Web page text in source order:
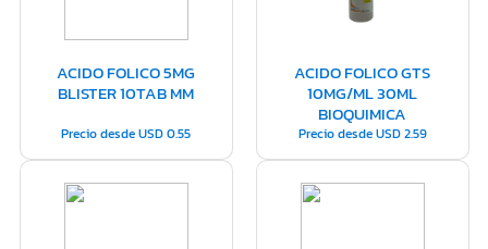
ACIDO FOLICO 5MG
BLISTER 10TAB MM
Precio desdeUSD0.55
ACIDO FOLICO GTS
10MG/ML 30ML
BIOQUIMICA
Precio desdeUSD2.59